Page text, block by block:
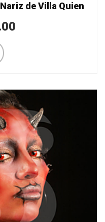
de Villa Quien